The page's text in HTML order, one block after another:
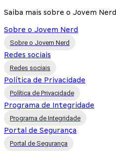
Saiba mais sobre o Jovem Nerd
Sobre o Jovem Nerd
Sobre o Jovem Nerd
Redes sociais
Redes sociais
Política de Privacidade
Política de Privacidade
Programa de Integridade
Programa de Integridade
Portal de Segurança
Portal de Segurança